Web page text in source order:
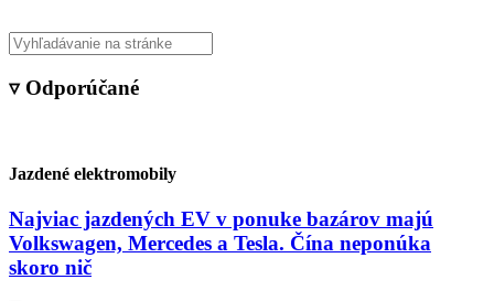
▿ Odporúčané
Jazdené elektromobily
Najviac jazdených EV v ponuke bazárov majú
Volkswagen, Mercedes a Tesla. Čína neponúka
skoro nič